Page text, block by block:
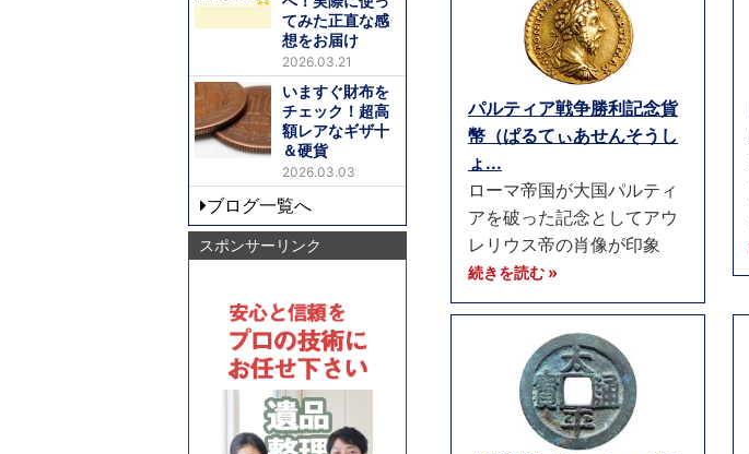
パルティア戦争勝利記念貨
幣（ぱるてぃあせんそうし
ょ...
ローマ帝国が大国パルティ
アを破った記念としてアウ
レリウス帝の肖像が印象
続きを読む »
てみた正直な感
想をお届け
2026.03.21
いますぐ財布を
チェック！超高
額レアなギザ十
＆硬貨
2026.03.03
ブログ一覧へ
スポンサーリンク